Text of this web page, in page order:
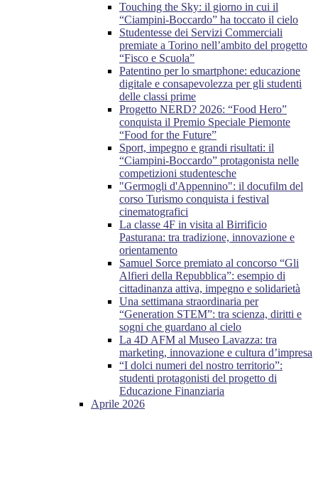
Touching the Sky: il giorno in cui il
“Ciampini-Boccardo” ha toccato il cielo
Studentesse dei Servizi Commerciali
premiate a Torino nell’ambito del progetto
“Fisco e Scuola”
Patentino per lo smartphone: educazione
digitale e consapevolezza per gli studenti
delle classi prime
Progetto NERD? 2026: “Food Hero”
conquista il Premio Speciale Piemonte
“Food for the Future”
Sport, impegno e grandi risultati: il
“Ciampini-Boccardo” protagonista nelle
competizioni studentesche
"Germogli d'Appennino": il docufilm del
corso Turismo conquista i festival
cinematografici
La classe 4F in visita al Birrificio
Pasturana: tra tradizione, innovazione e
orientamento
Samuel Sorce premiato al concorso “Gli
Alfieri della Repubblica”: esempio di
cittadinanza attiva, impegno e solidarietà
Una settimana straordinaria per
“Generation STEM”: tra scienza, diritti e
sogni che guardano al cielo
La 4D AFM al Museo Lavazza: tra
marketing, innovazione e cultura d’impresa
“I dolci numeri del nostro territorio”:
studenti protagonisti del progetto di
Educazione Finanziaria
Aprile 2026